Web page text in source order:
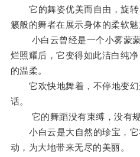
它的舞姿优美而自由，旋转
籁般的舞者在展示身体的柔软魅
小白云曾经是一个小雾蒙蒙
烂照耀后，它变得如此洁白纯
的温柔。
它欢快地舞着，不停地变幻
话。
它的舞蹈没有束缚，没有规
小白云是大自然的珍宝，它
动，为大地带来无尽的美丽。